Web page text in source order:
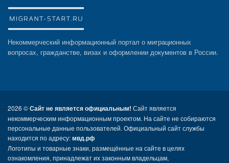
Некоммерческий информационный портал о миграционных
вопросах, гражданстве, визах и оформлении документов в России.
2026 ©Сайт не является официальным! Сайт является
некоммерческим информационным проектом. На сайте не собираются
персональные данные пользователей. Официальный сайт службы
находится по адресу:мвд.рф
Логотипы и товарные знаки, размещённые на сайте в целях
ознакомления, принадлежат их законным владельцам,